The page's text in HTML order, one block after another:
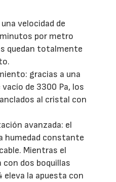
velocidad de
por metro
quedan totalmente
gracias a una
de 3300 Pa, los
al cristal con
avanzada: el
humedad constante
Mientras el
con dos boquillas
eleva la apuesta con